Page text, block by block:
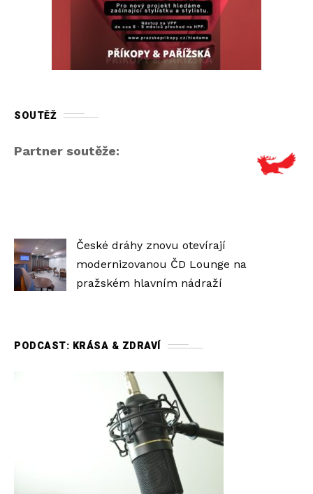
SOUTĚŽ
Partner soutěže:
České dráhy znovu otevírají
modernizovanou ČD Lounge na
pražském hlavním nádraží
PODCAST: KRÁSA & ZDRAVÍ